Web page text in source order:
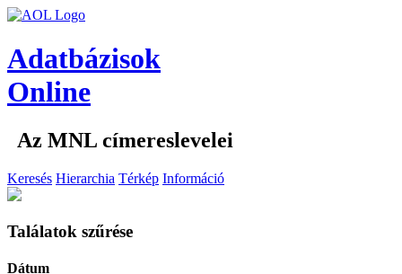
Adatbázisok
Online
Az MNL címereslevelei
Keresés Hierarchia Térkép Információ
Találatok szűrése
Dátum